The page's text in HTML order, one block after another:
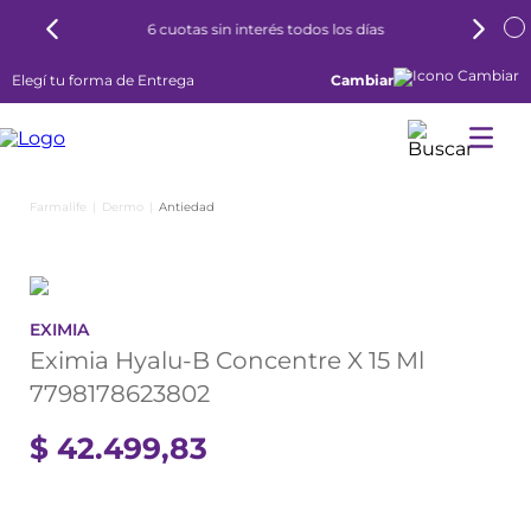
6 cuotas sin interés todos los días
Elegí tu forma de Entrega Cambiar
Dermo Antiedad
EXIMIA
Eximia Hyalu-B Concentre X 15 Ml
7798178623802
$ 42.499,83